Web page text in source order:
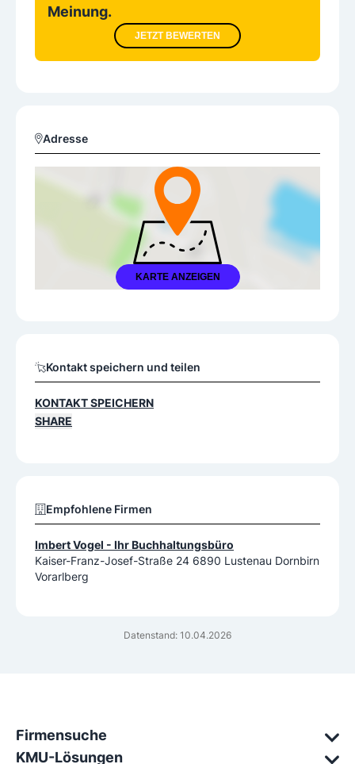
Meinung.
JETZT BEWERTEN
Adresse
KARTE ANZEIGEN
Datenstand: 10.04.2026
Kontakt speichern und teilen
KONTAKT SPEICHERN
SHARE
Empfohlene Firmen
Imbert Vogel - Ihr Buchhaltungsbüro
Kaiser-Franz-Josef-Straße 24 6890 Lustenau Dornbirn
Vorarlberg
Firmensuche
KMU-Lösungen